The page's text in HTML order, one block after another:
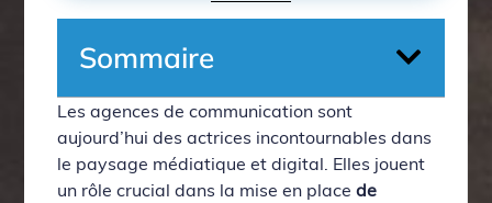
Sommaire
Les agences de communication sont
aujourd’hui des actrices incontournables dans
le paysage médiatique et digital. Elles jouent
un rôle crucial dans la mise en placede